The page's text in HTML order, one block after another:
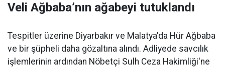
Veli Ağbaba’nın ağabeyi tutuklandı
Tespitler üzerine Diyarbakır ve Malatya'da Hür Ağbaba
ve bir şüpheli daha gözaltına alındı. Adliyede savcılık
işlemlerinin ardından Nöbetçi Sulh Ceza Hakimliği'ne